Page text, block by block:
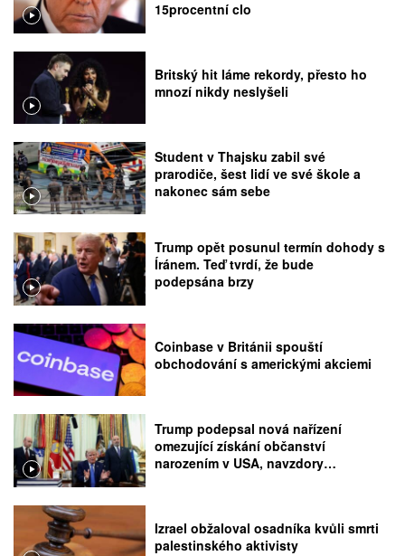
15procentní clo
Britský hit láme rekordy, přesto ho
mnozí nikdy neslyšeli
Student v Thajsku zabil své
prarodiče, šest lidí ve své škole a
nakonec sám sebe
Trump opět posunul termín dohody s
Íránem. Teď tvrdí, že bude
podepsána brzy
Coinbase v Británii spouští
obchodování s americkými akciemi
Trump podepsal nová nařízení
omezující získání občanství
narozením v USA, navzdory
Izrael obžaloval osadníka kvůli smrti
palestinského aktivisty